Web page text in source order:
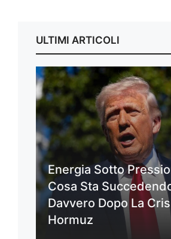
ULTIMI ARTICOLI
Energia Sotto
Cosa Sta
Davvero Dopo La
Hormuz